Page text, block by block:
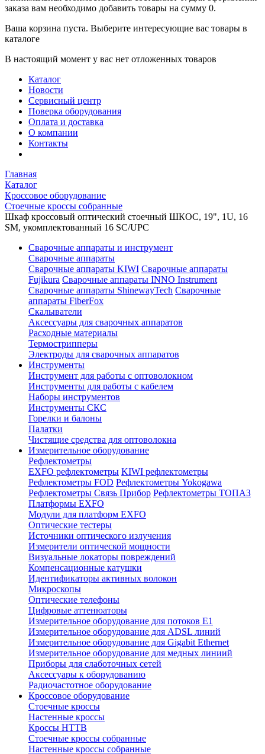
заказа вам необходимо добавить товары на сумму 0.
Ваша корзина пуста. Выберите интересующие вас товары в
каталоге
В настоящий момент у вас нет отложенных товаров
Каталог
Новости
Сервисный центр
Поверка оборудования
Оплата и доставка
О компании
Контакты
Главная
Каталог
Кроссовое оборудование
Стоечные кроссы собранные
Шкаф кроссовый оптический стоечный ШКОС, 19", 1U, 16
SM, укомплектованный 16 SC/UPC
Сварочные аппараты и инструмент
Сварочные аппараты
Сварочные аппараты KIWI Сварочные аппараты
Fujikura Сварочные аппараты INNO Instrument
Сварочные аппараты ShinewayTech Cварочные
аппараты FiberFox
Скалыватели
Аксессуары для сварочных аппаратов
Расходные материалы
Термострипперы
Электроды для сварочных аппаратов
Инструменты
Инструмент для работы с оптоволокном
Инструменты для работы с кабелем
Наборы инструментов
Инструменты СКС
Горелки и балоны
Палатки
Чистящие средства для оптоволокна
Измерительное оборудование
Рефлектометры
EXFO рефлектометры KIWI рефлектометры
Рефлектометры FOD Рефлектометры Yokogawa
Рефлектометры Связь Прибор Рефлектометры ТОПАЗ
Платформы EXFO
Модули для платформ EXFO
Оптические тестеры
Источники оптического излучения
Измерители оптической мощности
Визуальные локаторы повреждений
Компенсационные катушки
Идентификаторы активных волокон
Микроскопы
Оптические телефоны
Цифровые аттенюаторы
Измерительное оборудование для потоков Е1
Измерительное оборудование для ADSL линий
Измерительное оборудование для Gigabit Ethernet
Измерительное оборудование для медных линиий
Приборы для слаботочных сетей
Аксессуары к оборудованию
Радиочастотное оборудование
Кроссовое оборудование
Стоечные кроссы
Настенные кроссы
Кроссы HTTB
Стоечные кроссы собранные
Настенные кроссы собранные